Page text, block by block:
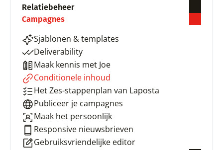
Relatiebeheer
Campagnes
Sjablonen & templates
Deliverability
Maak kennis met Joe
Conditionele inhoud
Het Zes-stappenplan van Laposta
Publiceer je campagnes
Maak het persoonlijk
Responsive nieuwsbrieven
Gebruiksvriendelijke editor